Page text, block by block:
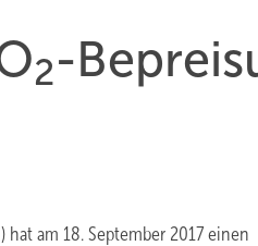
2-
) hat am 18. September 2017 einen